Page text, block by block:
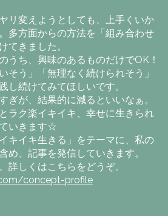
リ変えようとしても、上手くいか
多方面からの方法を「組み合わせ
てきました。
うち、興味のあるものだけでOK！
そう」「無理なく続けられそう」
し続けてみてほしいです。
ぎが、結果的に減るといいなぁ。
ラク楽イキイキ、幸せに生きられ
いきます☆
キイキ生きる」をテーマに、私の
め、記事を発信していきます。
詳しくはこちらをどうぞ。
concept-profile